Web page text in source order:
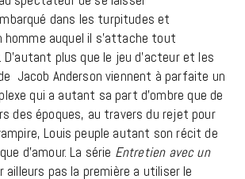
dans les turpitudes et
homme auquel il s’attache tout
plus que le jeu d’acteur et les
Jacob Anderson viennent à parfaite un
qui a autant sa part d’ombre que de
des époques, au travers du rejet pour
Louis peuple autant son récit de
d’amour. La série Entretien avec un
ailleurs pas la première a utiliser le